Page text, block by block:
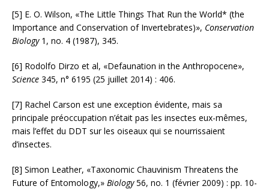
[5] E. O. Wilson, «The Little Things That Run the World* (the
Importance and Conservation of Invertebrates)», Conservation
Biology1, no. 4 (1987), 345.
[6] Rodolfo Dirzo et al, «Defaunation in the Anthropocene»,
Science 345, n° 6195 (25 juillet 2014) : 406.
[7] Rachel Carson est une exception évidente, mais sa
principale préoccupation n’était pas les insectes eux-mêmes,
mais l’effet du DDT sur les oiseaux qui se nourrissaient
d’insectes.
[8] Simon Leather, «Taxonomic Chauvinism Threatens the
Future of Entomology,» Biology56, no. 1 (février 2009) : pp. 10-